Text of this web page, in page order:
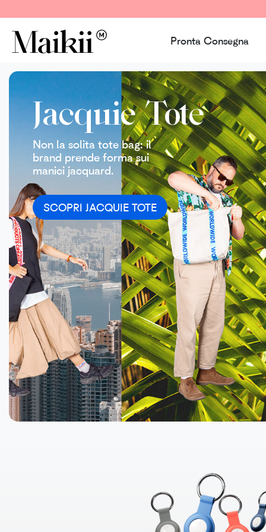
Pronta Consegna
Jacquie Tote
Non la solita tote bag: il
brand prende forma sui
manici jacquard.
SCOPRI JACQUIE TOTE